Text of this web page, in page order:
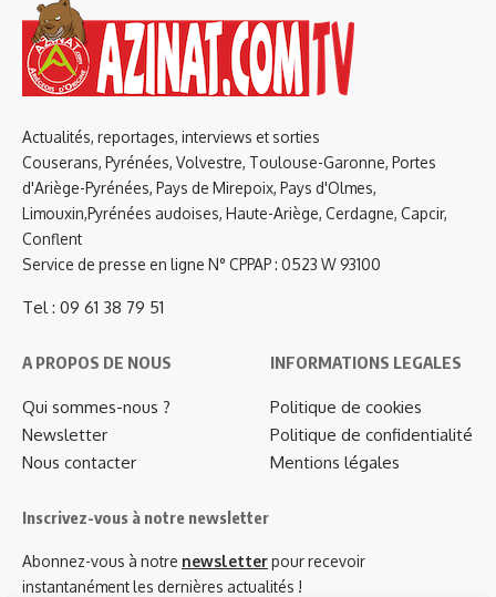
Actualités, reportages, interviews et sorties
Couserans, Pyrénées, Volvestre, Toulouse-Garonne, Portes
d'Ariège-Pyrénées, Pays de Mirepoix, Pays d'Olmes,
Limouxin,Pyrénées audoises, Haute-Ariège, Cerdagne, Capcir,
Conflent
Service de presse en ligne N° CPPAP : 0523 W 93100
Tel : 09 61 38 79 51
A PROPOS DE NOUS
Qui sommes-nous ?
Newsletter
Nous contacter
INFORMATIONS LEGALES
Politique de cookies
Politique de confidentialité
Mentions légales
Inscrivez-vous à notre newsletter
Abonnez-vous à notre newsletterpour recevoir
instantanément les dernières actualités !